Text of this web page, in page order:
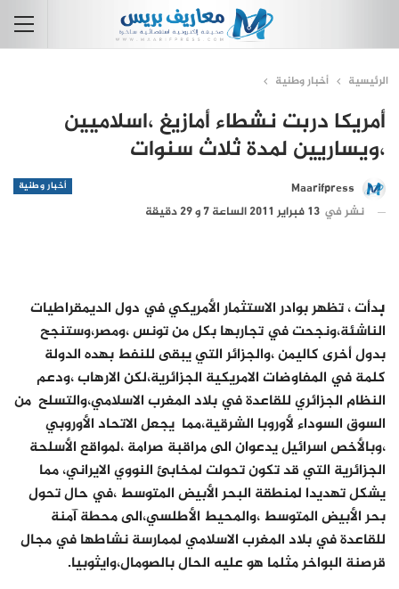
الرئيسية أخبار وطنية
أمريكا دربت نشطاء أمازيغ ،اسلاميين
،ويساريين لمدة ثلاث سنوات
أخبار وطنية
Maarifpress
نشر في 13 فبراير 2011 الساعة 7 و 29 دقيقة
بدأت ، تظهر بوادر الاستثمار الأمريكي في دول الديمقراطيات
الناشئة،ونجحت في تجاربها بكل من تونس ،ومصر،وستنجح
بدول أخرى كاليمن ،والجزائر التي يبقى للنفط بهده الدولة
كلمة في المفاوضات الامريكية الجزائرية،لكن الارهاب ،ودعم
النظام الجزائري للقاعدة في بلاد المغرب الاسلامي،والتسلح من
السوق السوداء لأوروبا الشرقية،مما يجعل الاتحاد الأوروبي
،وبالأخص اسرائيل يدعوان الى مراقبة صرامة ،لمواقع الأسلحة
الجزائرية التي قد تكون تحولت لمخابئ النووي الايراني، مما
يشكل تهديدا لمنطقة البحر الأبيض المتوسط ،في حال تحول
بحر الأبيض المتوسط ،والمحيط الأطلسي،الى محطة آمنة
للقاعدة في بلاد المغرب الاسلامي لممارسة نشاطها في مجال
قرصنة البواخر مثلما هو عليه الحال بالصومال،وايثوبيا.